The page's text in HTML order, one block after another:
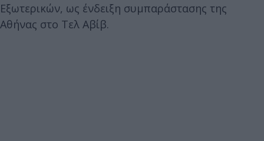
Εξωτερικών, ως ένδειξη συμπαράστασης της
Αθήνας στο Τελ Αβίβ.